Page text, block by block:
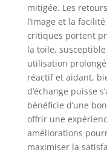
mitigée. Les
l’image et la
critiques portent
la toile,
utilisation
réactif et aidant,
d’échange puisse
bénéficie d’une
offrir une
améliorations
maximiser la